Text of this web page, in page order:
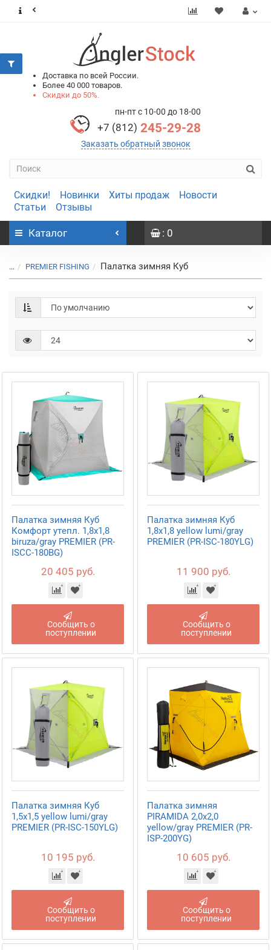
Доставка по всей России.
Более 40 000 товаров.
Скидки до 50%.
пн-пт с 10-00 до 18-00
+7 (812) 245-29-28
Заказать обратный звонок
Скидки! Новинки Хиты продаж
Новости
Статьи
Отзывы
Каталог : 0
... PREMIER FISHING Палатка зимняя Куб
Палатка зимняя Куб
Комфорт утепл. 1,8х1,8
biruza/gray PREMIER (PR-
ISCC-180BG)
20 405 руб.
Сообщить о
поступлении
Палатка зимняя Куб
1,8х1,8 yellow lumi/gray
PREMIER (PR-ISC-180YLG)
11 900 руб.
Сообщить о
поступлении
Палатка зимняя Куб
1,5х1,5 yellow lumi/gray
PREMIER (PR-ISC-150YLG)
10 195 руб.
Сообщить о
поступлении
Палатка зимняя
PIRAMIDA 2,0х2,0
yellow/gray PREMIER (PR-
ISP-200YG)
10 605 руб.
Сообщить о
поступлении